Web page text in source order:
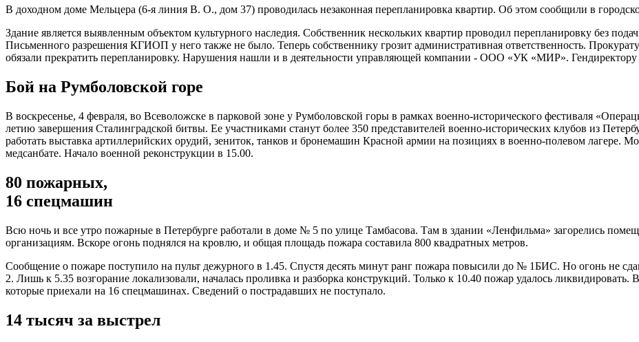
В доходном доме Мельцера (6-я линия В. О., дом 37) проводилась незаконная перепланировка квартир. Об этом сообщили в
Здание является выявленным объектом культурного наследия. Собственник нескольких квартир проводил перепланировку без
Письменного разрешения КГИОП у него также не было. Теперь собственнику грозит административная ответственность.
обязали прекратить перепланировку. Нарушения нашли и в деятельности управляющей компании - ООО «УК «МИР». Гендиректору
Бой на Румболовской горе
В воскресенье, 4 февраля, во Всеволожске в парковой зоне у Румболовской горы в рамках военно-исторического фестиваля
летию завершения Сталинградской битвы. Ее участниками станут более 350 представителей военно-исторических клубов из
работать выставка артиллерийских орудий, зениток, танков и бронемашин Красной армии на позициях в военно-полевом лагере.
медсанбате. Начало военной реконструкции в 15.00.
80 пожарных,
16 спецмашин
Всю ночь и все утро пожарные в Петербурге работали в доме № 5 по улице Тамбасова. Там в здании «Ленфильма» загорелись
организациям. Вскоре огонь поднялся на кровлю, и общая площадь пожара составила 800 квадратных метров.
Сообщение о пожаре поступило на пульт дежурного в 1.45. Спустя десять минут ранг пожара повысили до № 1БИС. Но огонь не
2. Лишь к 5.35 возгорание локализовали, началась проливка и разборка конструкций. Только к 10.40 пожар удалось ликвидировать.
которые приехали на 16 спецмашинах. Сведений о пострадавших не поступало.
14 тысяч за выстрел